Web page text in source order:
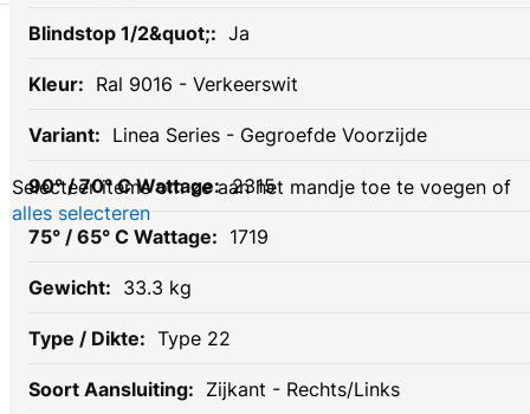
Ja
Ral 9016 - Verkeerswit
Linea Series - Gegroefde Voorzijde
2315
1719
33.3 kg
Type 22
Zijkant - Rechts/Links
Gerelateerde
producten
Selecteer items om ze aan het mandje toe te voegen of
alles selecteren